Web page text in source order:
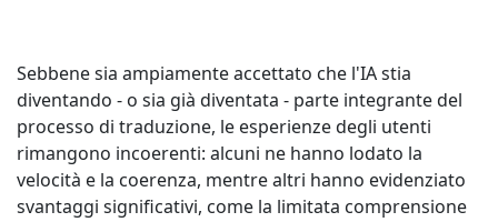
Sebbene sia ampiamente accettato che l'IA stia
diventando - o sia già diventata - parte integrante del
processo di traduzione, le esperienze degli utenti
rimangono incoerenti: alcuni ne hanno lodato la
velocità e la coerenza, mentre altri hanno evidenziato
svantaggi significativi, come la limitata comprensione